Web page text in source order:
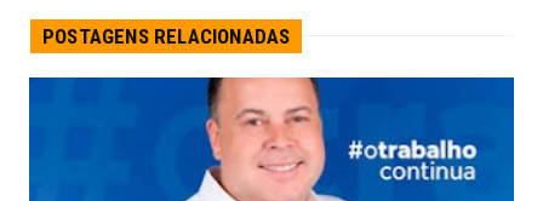
POSTAGENS RELACIONADAS